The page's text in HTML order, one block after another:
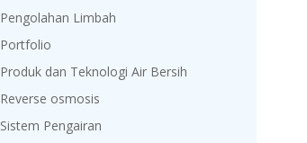
Pengolahan Limbah
Portfolio
Produk dan Teknologi Air Bersih
Reverse osmosis
Sistem Pengairan